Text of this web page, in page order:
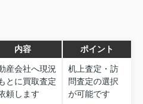
内容 ポイント
産会社へ現況
とに買取査定
頼します
机上査定・訪
問査定の選択
が可能です